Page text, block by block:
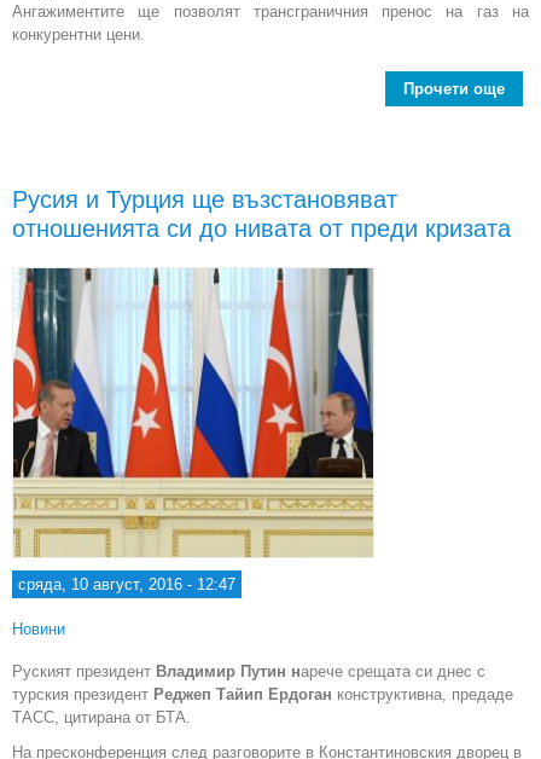
Ангажиментите ще позволят трансграничния пренос на газ на
конкурентни цени.
Прочети още
Русия и Турция ще възстановяват
отношенията си до нивата от преди кризата
сряда, 10 август, 2016 - 12:47
Новини
Руският президент Владимир Путин нарече срещата си днес с
турския президент Реджеп Тайип Ердоган конструктивна, предаде
ТАСС, цитирана от БТА.
На пресконференция след разговорите в Константиновския дворец в